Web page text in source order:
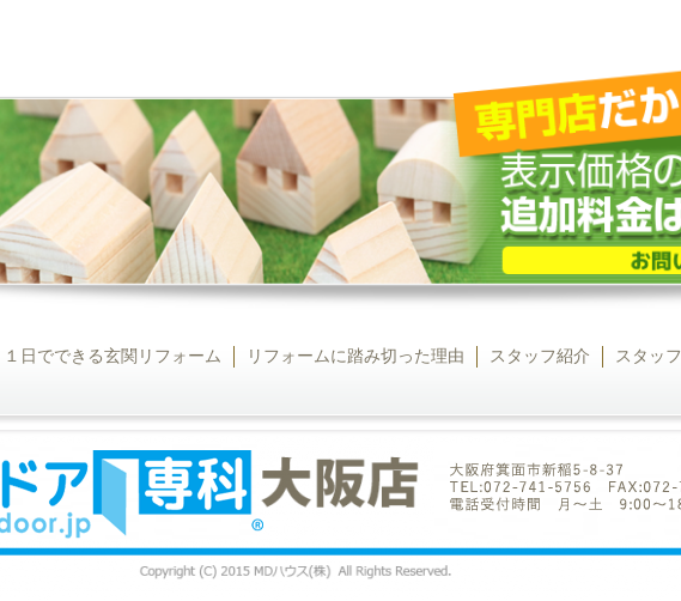
１日でできる玄関リフォーム リフォームに踏み切った理由 スタッフ紹介 スタッ